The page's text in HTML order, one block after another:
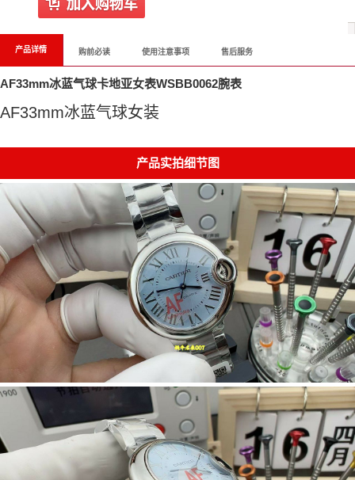
产品详情 购前必读 使用注意事项 售后服务
AF33mm冰蓝气球卡地亚女表WSBB0062腕表
AF33mm冰蓝气球女装
产品实拍细节图